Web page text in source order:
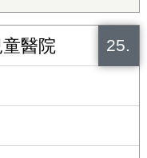
25.
醫院